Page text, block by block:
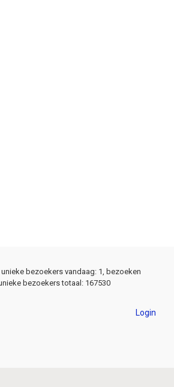
bezoekers vandaag: 1, bezoeken
bezoekers totaal: 167530
Login